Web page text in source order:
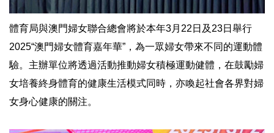
體育局與澳門婦女聯合總會將於本年3月22日及23日舉行
2025“澳門婦女體育嘉年華”，為一眾婦女帶來不同的運動體
驗。主辦單位將透過活動推動婦女積極運動健體，在鼓勵婦
女培養終身體育的健康生活模式同時，亦喚起社會各界對婦
女身心健康的關注。